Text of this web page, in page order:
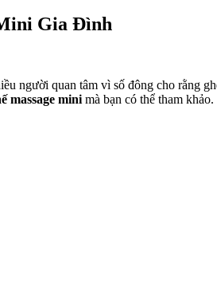
Gia Đình
người quan tâm vì số đông cho rằng
massage mini mà bạn có thể tham khảo.